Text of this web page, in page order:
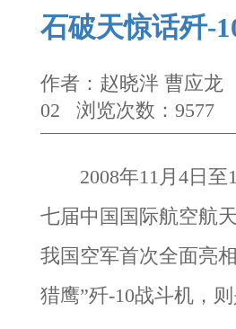
石破天惊话歼-
作者：赵晓泮 曹应
02 浏览次数：9577
2008年11 月 4日至
七届中国国际航空航
我国空军首次全面亮
猎鹰”歼-10战斗机，